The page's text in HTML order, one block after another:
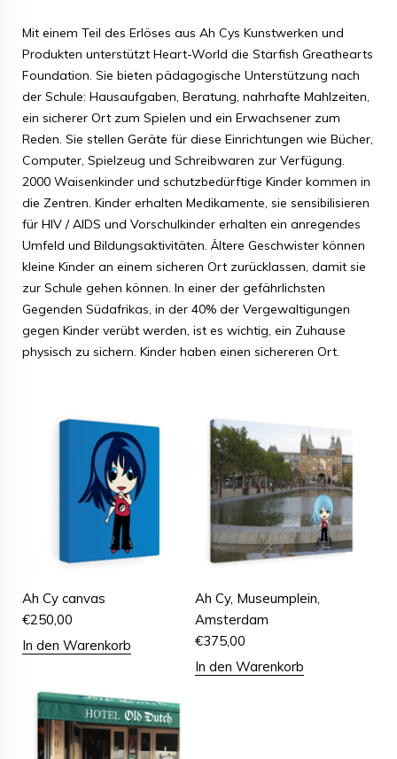
Mit einem Teil des Erlöses aus Ah Cys Kunstwerken und
Produkten unterstützt Heart-World die Starfish Greathearts
Foundation. Sie bieten pädagogische Unterstützung nach
der Schule: Hausaufgaben, Beratung, nahrhafte Mahlzeiten,
ein sicherer Ort zum Spielen und ein Erwachsener zum
Reden. Sie stellen Geräte für diese Einrichtungen wie Bücher,
Computer, Spielzeug und Schreibwaren zur Verfügung.
2000 Waisenkinder und schutzbedürftige Kinder kommen in
die Zentren. Kinder erhalten Medikamente, sie sensibilisieren
für HIV / AIDS und Vorschulkinder erhalten ein anregendes
Umfeld und Bildungsaktivitäten. Ältere Geschwister können
kleine Kinder an einem sicheren Ort zurücklassen, damit sie
zur Schule gehen können. In einer der gefährlichsten
Gegenden Südafrikas, in der 40% der Vergewaltigungen
gegen Kinder verübt werden, ist es wichtig, ein Zuhause
physisch zu sichern. Kinder haben einen sichereren Ort.
Ah Cy canvas
€250,00
In den Warenkorb
Ah Cy, Museumplein,
Amsterdam
€375,00
In den Warenkorb